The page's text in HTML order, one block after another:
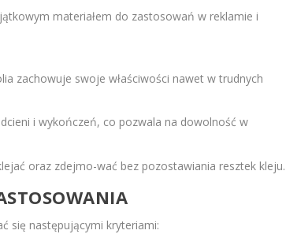
materiałem do zastosowań w reklamie i
zachowuje swoje właściwości nawet w trudnych
i wykończeń, co pozwala na dowolność w
oraz zdejmo-wać bez pozostawiania resztek kleju.
się następującymi kryteriami: